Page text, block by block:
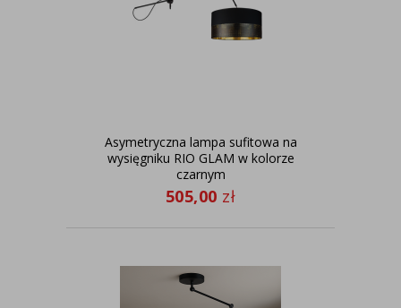
Asymetryczna lampa sufitowa na
wysięgniku RIO GLAM w kolorze
czarnym
505,00 zł